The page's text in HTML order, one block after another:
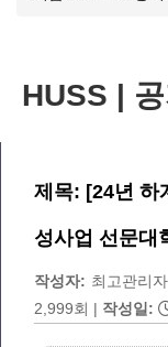
HUSS |
제목: [24년 하
성사업 선문대
작성자: 최고관리자
2,999회 | 작성일: